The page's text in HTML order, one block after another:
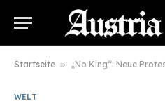
Startseite » „No King“: Neue
WELT